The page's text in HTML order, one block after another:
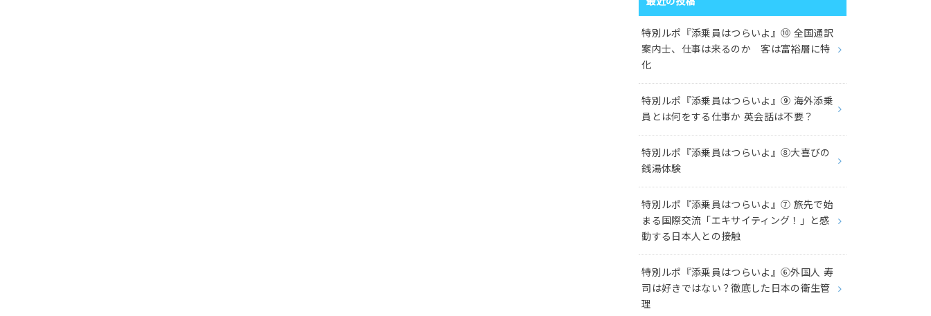
特別ルポ『添乗員はつらいよ』⑩ 全国通訳
案内士、仕事は来るのか 客は富裕層に特
化
特別ルポ『添乗員はつらいよ』⑨ 海外添乗
員とは何をする仕事か 英会話は不要？
特別ルポ『添乗員はつらいよ』⑧大喜びの
銭湯体験
特別ルポ『添乗員はつらいよ』⑦ 旅先で始
まる国際交流「エキサイティング！」と感
動する日本人との接触
特別ルポ『添乗員はつらいよ』⑥外国人 寿
司は好きではない？徹底した日本の衛生管
理